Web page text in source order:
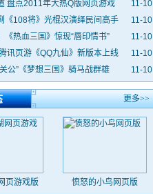
11-10
盘点2011年大热Q版网页游戏
11-10
《108将》光棍汉演绎民间高手
11-10
《热血三国》惊现“唇印情书”
11-10
讯页游《QQ九仙》新版本上线
11-10
公”《梦想三国》骑马战群雄
更多>>
页游戏版 愤怒的小鸟网页版